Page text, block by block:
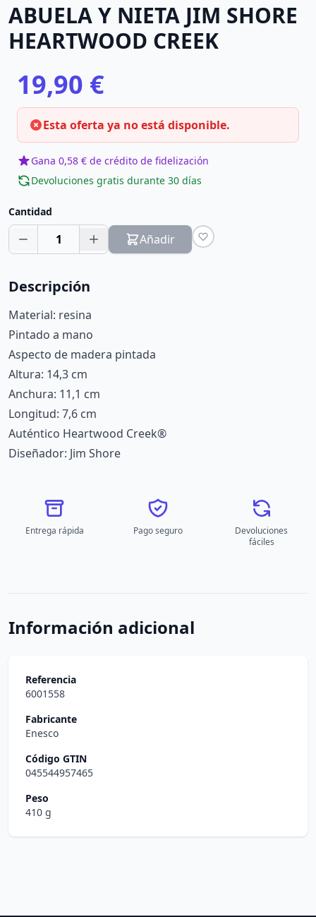
ABUELA Y NIETA JIM SHORE
HEARTWOOD CREEK
19,90 €
Esta oferta ya no está disponible.
Gana 0,58 € de crédito de fidelización
Devoluciones gratis durante 30 días
Cantidad
1 Añadir
Descripción
Material: resina
Pintado a mano
Aspecto de madera pintada
Altura: 14,3 cm
Anchura: 11,1 cm
Longitud: 7,6 cm
Auténtico Heartwood Creek®
Diseñador: Jim Shore
Entrega rápida Pago seguro
Devoluciones
fáciles
Información adicional
Referencia
6001558
Fabricante
Enesco
Código GTIN
045544957465
Peso
410 g